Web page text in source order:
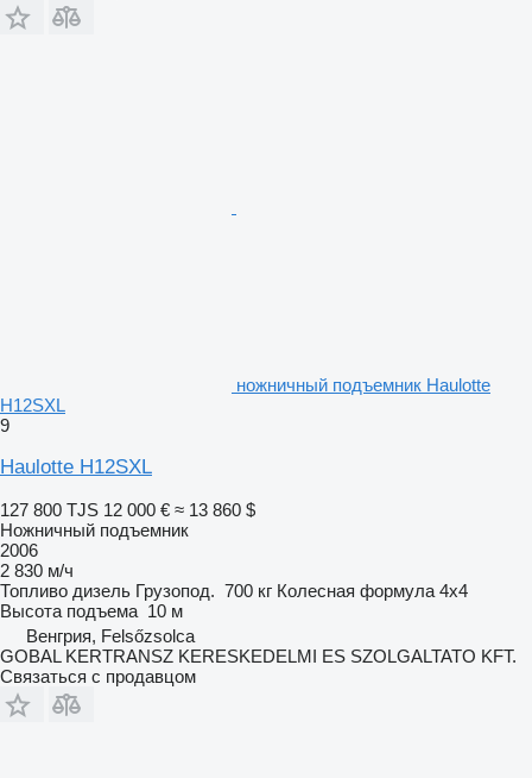
ножничный подъемник Haulotte
H12SXL
9
Haulotte H12SXL
127 800 TJS 12 000 € ≈ 13 860 $
Ножничный подъемник
2006
2 830 м/ч
Топливо дизель Грузопод. 700 кг Колесная формула 4x4
Высота подъема 10 м
Венгрия, Felsőzsolca
GOBAL KERTRANSZ KERESKEDELMI ES SZOLGALTATO KFT.
Связаться с продавцом